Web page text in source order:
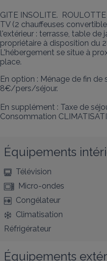
GITE INSOLITE.
TV (2 chauffeuses
l'extérieur : terrasse, table
propriétaire à disposition
L'hébergement se situe à
place.
En option : Ménage de fin
8€/pers/séjour.
En supplément : Taxe de
Consommation
Équipements
Télévision
Micro-ondes
Congélateur
Climatisation
Réfrigérateur
Équipements